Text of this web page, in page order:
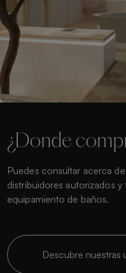
¿Donde
Puedes consultar acerca
distribuidores autorizados y
equipamiento de baños.
Descubre nuestras